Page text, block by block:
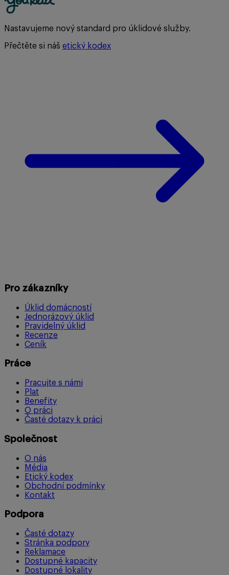
Nastavujeme nový standard pro úklidové služby.
Přečtěte si náš etický kodex
Pro zákazníky
Úklid domácností
Jednorázový úklid
Pravidelný úklid
Recenze
Ceník
Práce
Pracujte s námi
Plat
Benefity
O práci
Časté dotazy k práci
Společnost
O nás
Média
Etický kodex
Obchodní podmínky
Kontakt
Podpora
Časté dotazy
Stránka podpory
Reklamace
Dostupné kapacity
Dostupné lokality